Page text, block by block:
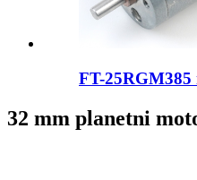
FT-
32 mm planetni